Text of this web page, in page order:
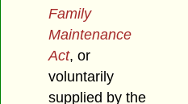
Family
Maintenance
Act, or
voluntarily
supplied by the